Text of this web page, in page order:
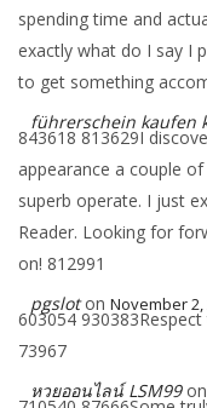
spending time and
exactly what do I say I
to get something
führerschein kaufen
843618 813629I
appearance a couple
superb operate. I just
Reader. Looking for
on! 812991
pgslot on November 2,
603054
73967
หวยออนไลน์ LSM99 on